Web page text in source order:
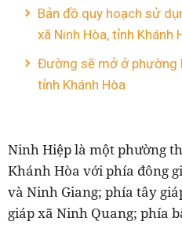
Bản đồ quy hoạch sử
xã Ninh Hòa, tỉnh Khánh
Đường sẽ mở ở phường
tỉnh Khánh Hòa
Ninh Hiệp là một phường
Khánh Hòa với phía đông
và Ninh Giang; phía tây
giáp xã Ninh Quang; phía